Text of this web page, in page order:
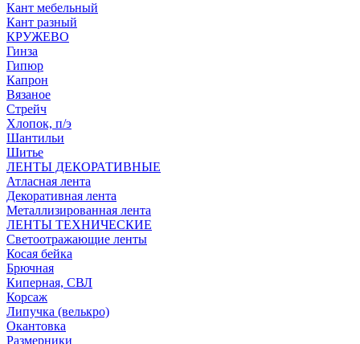
Кант мебельный
Кант разный
КРУЖЕВО
Гинза
Гипюр
Капрон
Вязаное
Стрейч
Хлопок, п/э
Шантильи
Шитье
ЛЕНТЫ ДЕКОРАТИВНЫЕ
Атласная лента
Декоративная лента
Металлизированная лента
ЛЕНТЫ ТЕХНИЧЕСКИЕ
Светоотражающие ленты
Косая бейка
Брючная
Киперная, СВЛ
Корсаж
Липучка (велькро)
Окантовка
Размерники